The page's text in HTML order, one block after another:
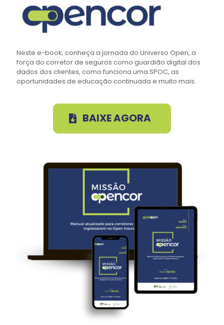
Neste e-book, conheça a jornada do Universo Open, a
força do corretor de seguros como guardião digital dos
dados dos clientes, como funciona uma SPOC, as
oportunidades de educação continuada e muito mais.
BAIXE AGORA